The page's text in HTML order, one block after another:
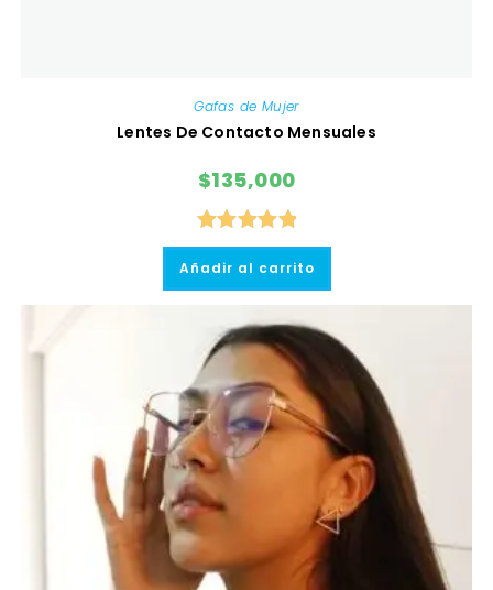
Gafas de Mujer
Lentes De Contacto Mensuales
$135,000
Valorado
con 5.00de
Añadir al carrito